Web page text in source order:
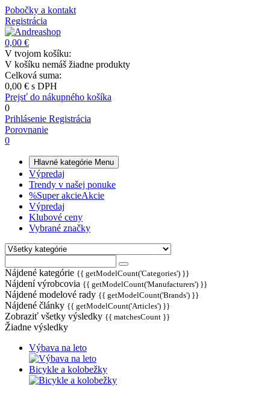
Pobočky a kontakt
Registrácia
0,00 €
V tvojom košíku:
V košíku nemáš žiadne produkty
Celková suma:
0,00 € s DPH
Prejsť do nákupného košíka
0
Prihlásenie Registrácia
Porovnanie
0
Hlavné kategórie Menu
Výpredaj
Trendy v našej ponuke
%Super akcieAkcie
Výpredaj
Klubové ceny
Vybrané značky
Nájdené kategórie {{ getModelCount('Categories') }}
Nájdení výrobcovia {{ getModelCount('Manufacturers') }}
Nájdené modelové rady {{ getModelCount('Brands') }}
Nájdené články {{ getModelCount('Articles') }}
Zobraziť všetky výsledky {{ matchesCount }}
Žiadne výsledky
Výbava na leto
Bicykle a kolobežky